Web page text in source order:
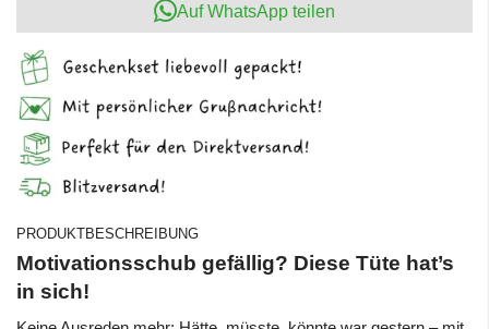
Auf WhatsApp teilen
PRODUKTBESCHREIBUNG
Motivationsschub gefällig? Diese Tüte hat’s
in sich!